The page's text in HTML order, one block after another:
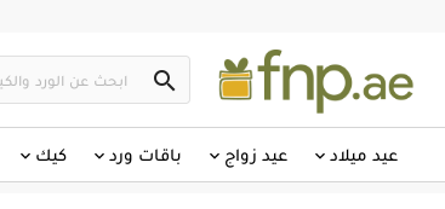

عيد ميلاد عيد زواج باقات ورد كيك